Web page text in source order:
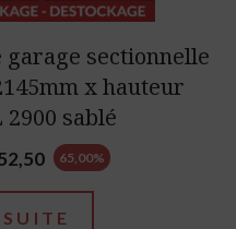
garage sectionnelle
x hauteur
2900 sablé
Current
price
is:
65,00%